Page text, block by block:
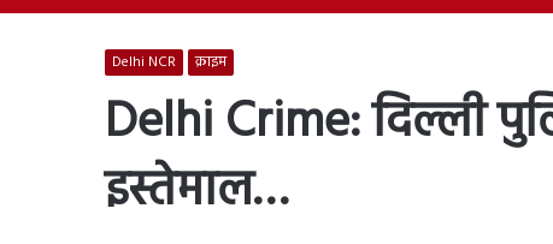
Delhi NCR क्राइम
Delhi Crime: दिल्ली
इस्तेमाल…